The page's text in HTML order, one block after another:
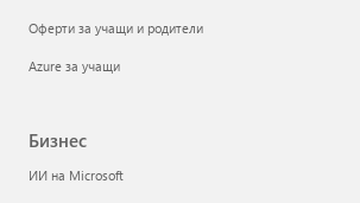
Оферти за учащи и родители
Azure за учащи
Бизнес
ИИ на Microsoft